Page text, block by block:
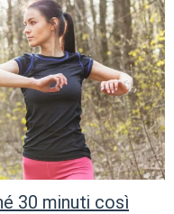
30 minuti così